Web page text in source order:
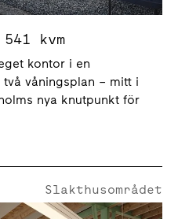
Livdjursgatan 5, 541 kvm
kontor i en
våningsplan – mitt i
nya knutpunkt för
Slakthusområdet